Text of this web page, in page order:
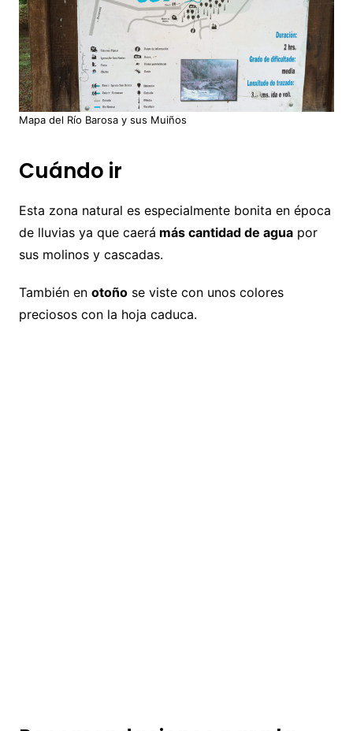
Mapa del Río Barosa y sus Muiños
Cuándo ir
Esta zona natural es especialmente bonita en época
de lluvias ya que caerá más cantidad de aguapor
sus molinos y cascadas.
También en otoñose viste con unos colores
preciosos con la hoja caduca.